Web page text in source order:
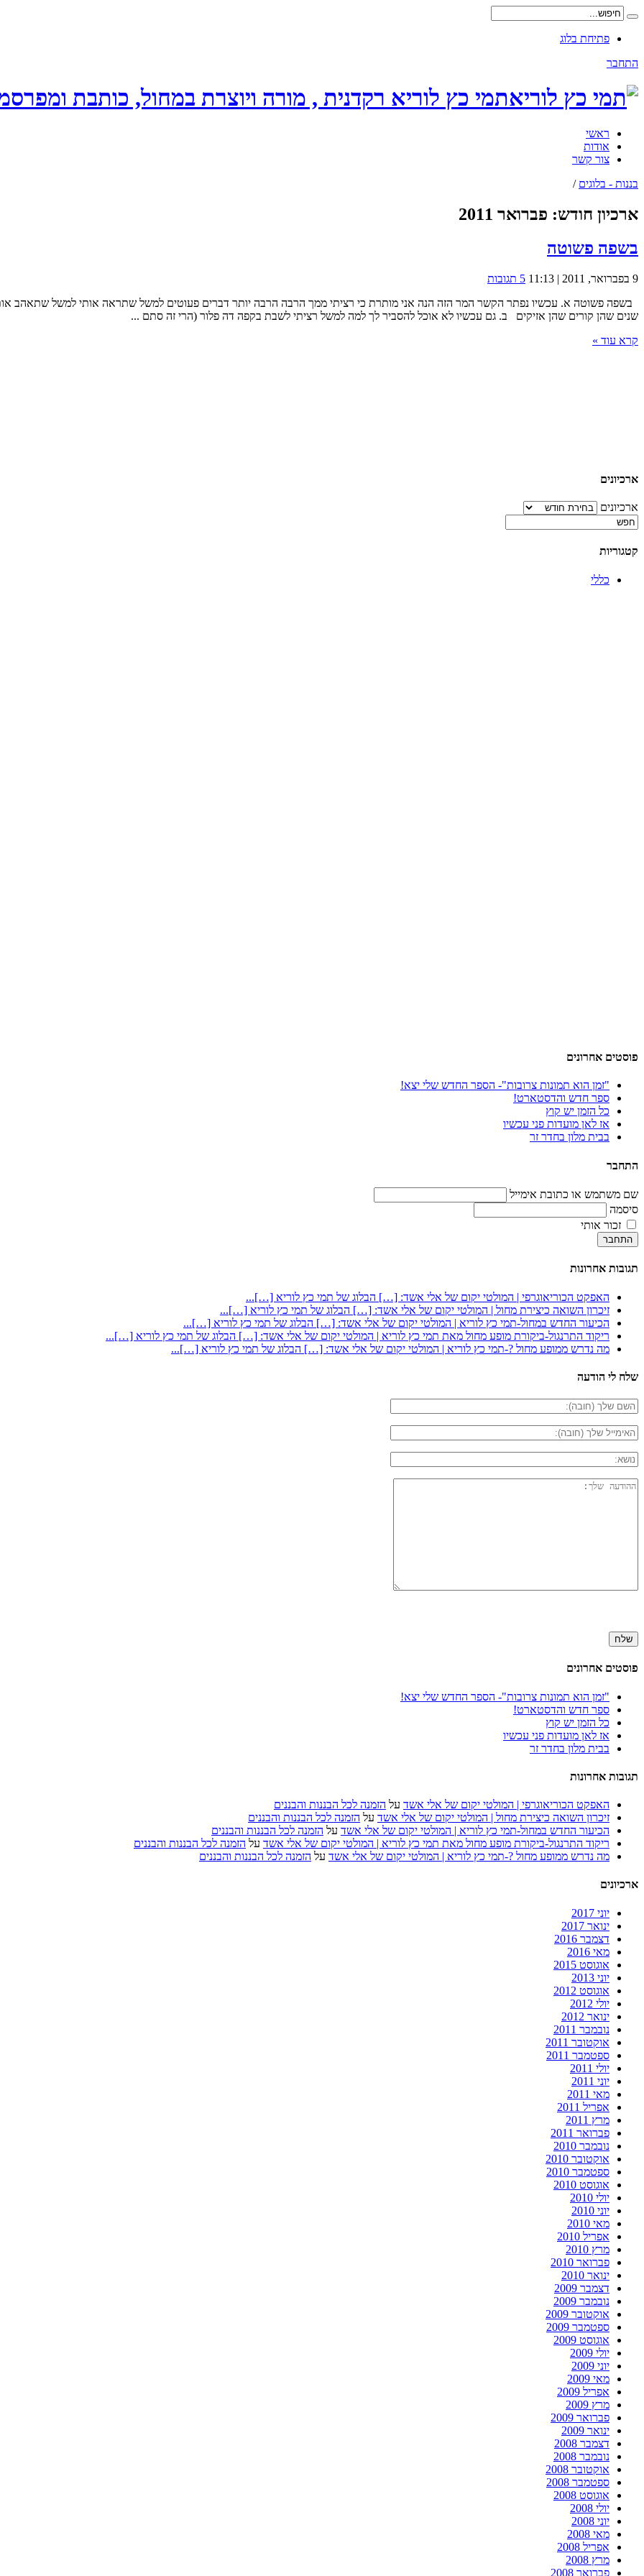
פתיחת בלוג
התחבר
תמי כץ לוריא רקדנית , מורה ויוצרת במחול, כותבת
ראשי
אודות
צור קשר
בננות - בלוגים /
ארכיון חודש: פברואר 2011
בשפה פשוטה
9 בפברואר, 2011 | 11:13
5 תגובות
בשפה פשוטה א. עכשיו נפתר הקשר המר הזה הנה אני מותרת כי רציתי ממך הרבה הרבה יותר דברים פעוטים למשל שתראה אותי למשל שתאהב
שנים שהן קורים שהן אזיקים ב. גם עכשיו לא אוכל להסביר לך למה למשל רציתי לשבת בקפה דה פלור (הרי זה סתם ...
קרא עוד »
ארכיונים
ארכיונים
קטגוריות
כללי
פוסטים אחרונים
"זמן הוא תמונות צרובות"- הספר החדש שלי יצא!
ספר חדש והדסטארט!
כל הזמן יש קוץ
אז לאן מועדות פני עכשיו
בבית מלון בחדר זר
התחבר
שם משתמש או כתובת אימייל
סיסמה
זכור אותי
התחבר
תגובות אחרונות
האפקט הכוריאוגרפי | המולטי יקום של אלי אשד: […] הבלוג של תמי כץ לוריא […]...
זיכרון השואה כיצירת מחול | המולטי יקום של אלי אשד: […] הבלוג של תמי כץ לוריא […]...
הכיעור החדש במחול-תמי כץ לוריא | המולטי יקום של אלי אשד: […] הבלוג של תמי כץ לוריא […]...
ריקוד התרנגול-ביקורת מופע מחול מאת תמי כץ לוריא | המולטי יקום של אלי אשד: […] הבלוג של תמי כץ לוריא […]...
מה נדרש ממופע מחול ?-תמי כץ לוריא | המולטי יקום של אלי אשד: […] הבלוג של תמי כץ לוריא […]...
שלח לי הודעה
פוסטים אחרונים
"זמן הוא תמונות צרובות"- הספר החדש שלי יצא!
ספר חדש והדסטארט!
כל הזמן יש קוץ
אז לאן מועדות פני עכשיו
בבית מלון בחדר זר
תגובות אחרונות
האפקט הכוריאוגרפי | המולטי יקום של אלי אשד על הזמנה לכל הבננות והבננים
זיכרון השואה כיצירת מחול | המולטי יקום של אלי אשד על הזמנה לכל הבננות והבננים
הכיעור החדש במחול-תמי כץ לוריא | המולטי יקום של אלי אשד על הזמנה לכל הבננות והבננים
ריקוד התרנגול-ביקורת מופע מחול מאת תמי כץ לוריא | המולטי יקום של אלי אשד על הזמנה לכל הבננות והבננים
מה נדרש ממופע מחול ?-תמי כץ לוריא | המולטי יקום של אלי אשד על הזמנה לכל הבננות והבננים
ארכיונים
יוני 2017
ינואר 2017
דצמבר 2016
מאי 2016
אוגוסט 2015
יוני 2013
אוגוסט 2012
יולי 2012
ינואר 2012
נובמבר 2011
אוקטובר 2011
ספטמבר 2011
יולי 2011
יוני 2011
מאי 2011
אפריל 2011
מרץ 2011
פברואר 2011
נובמבר 2010
אוקטובר 2010
ספטמבר 2010
אוגוסט 2010
יולי 2010
יוני 2010
מאי 2010
אפריל 2010
מרץ 2010
פברואר 2010
ינואר 2010
דצמבר 2009
נובמבר 2009
אוקטובר 2009
ספטמבר 2009
אוגוסט 2009
יולי 2009
יוני 2009
מאי 2009
אפריל 2009
מרץ 2009
פברואר 2009
ינואר 2009
דצמבר 2008
נובמבר 2008
אוקטובר 2008
ספטמבר 2008
אוגוסט 2008
יולי 2008
יוני 2008
מאי 2008
אפריל 2008
מרץ 2008
פברואר 2008